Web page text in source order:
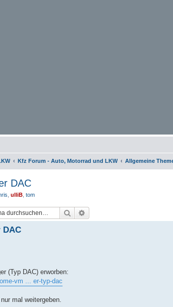
Kfz Forum - Auto, Motorrad und LKW Allgemeine
DAC
ulliB tom
Suche
DAC
(Typ DAC) erworben:
vm ... er-typ-dac
mal weitergeben.